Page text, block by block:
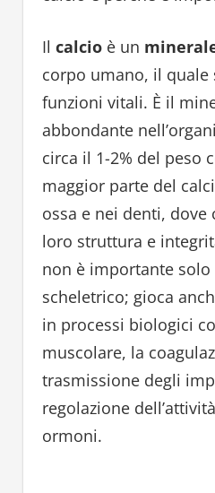
Il calcioè un
corpo umano, il quale
funzioni vitali. È il
abbondante
circa il 1-2% del peso
maggior parte del
ossa e nei denti, dove
loro struttura e
non è importante
scheletrico; gioca
in processi biologici
muscolare, la
trasmissione degli
regolazione
ormoni.